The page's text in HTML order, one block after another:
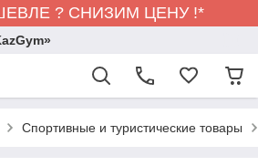
? СНИЗИМ ЦЕНУ !*
Спортивные и туристические товары